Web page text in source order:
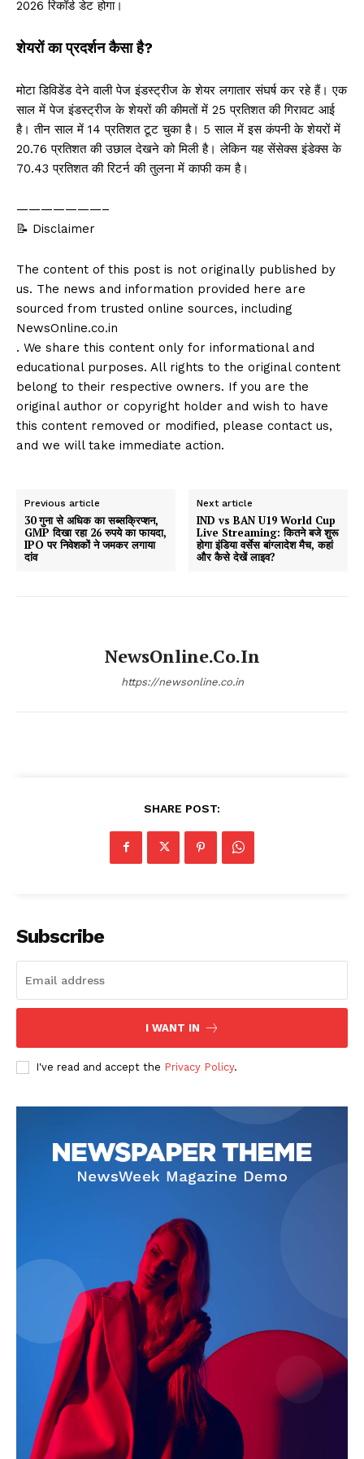
2026 रिकॉर्ड डेट होगा।
शेयरों का प्रदर्शन कैसा है?
मोटा डिविडेंड देने वाली पेज इंडस्ट्रीज के शेयर लगातार संघर्ष कर रहे हैं। एक
साल में पेज इंडस्ट्रीज के शेयरों की कीमतों में 25 प्रतिशत की गिरावट आई
है। तीन साल में 14 प्रतिशत टूट चुका है। 5 साल में इस कंपनी के शेयरों में
20.76 प्रतिशत की उछाल देखने को मिली है। लेकिन यह सेंसेक्स इंडेक्स के
70.43 प्रतिशत की रिटर्न की तुलना में काफी कम है।
———————–
📝 Disclaimer
The content of this post is not originally published by
us. The news and information provided here are
sourced from trusted online sources, including
NewsOnline.co.in
. We share this content only for informational and
educational purposes. All rights to the original content
belong to their respective owners. If you are the
original author or copyright holder and wish to have
this content removed or modified, please contact us,
and we will take immediate action.
Previous article
30 गुना से अधिक का सब्सक्रिप्शन,
GMP दिखा रहा 26 रुपये का फायदा,
IPO पर निवेशकों ने जमकर लगाया
दांव
Next article
IND vs BAN U19 World Cup
Live Streaming: कितने बजे शुरू
होगा इंडिया वर्सेस बांग्लादेश मैच, कहां
और कैसे देखें लाइव?
NewsOnline.co.in
https://newsonline.co.in
SHARE POST:
Subscribe
I WANT IN
I've read and accept the Privacy Policy.